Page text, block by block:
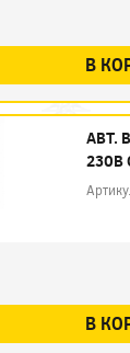
В
АВТ.
230В
В